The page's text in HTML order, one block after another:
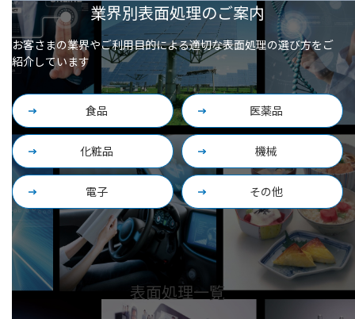
業界別表面処理のご案内
お客さまの業界やご利用目的による適切な表面処理の選び方をご
紹介しています
食品 医薬品
化粧品 機械
電子 その他
表面処理一覧